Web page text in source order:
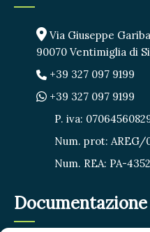
Via Giuseppe
90070 Ventimiglia di
+39 327 097 9199
+39 327 097 9199
P. iva:
Num. prot: AREG/
Num. REA: PA-
Documentazione